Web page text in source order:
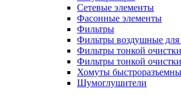
Сетевые элементы
Фасонные элементы
Фильтры
Фильтры воздушные для
Фильтры тонкой очистки
Фильтры тонкой
Хомуты
Шумоглушители